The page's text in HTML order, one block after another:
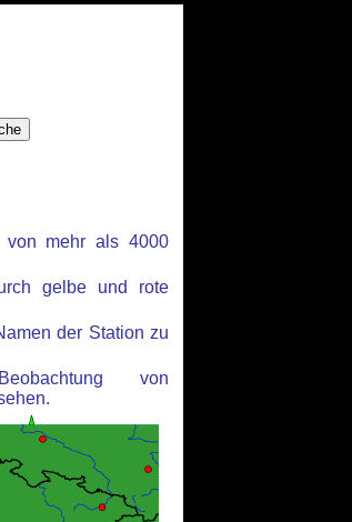
von mehr als 4000
gelbe und rote
der Station zu
von